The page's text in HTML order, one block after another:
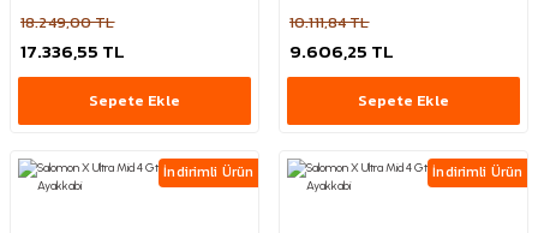
18.249,00 TL
17.336,55 TL
Sepete Ekle
10.111,84 TL
9.606,25 TL
Sepete Ekle
İndirimli Ürün İndirimli Ürün